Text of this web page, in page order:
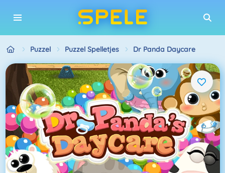
Puzzel Puzzel Spelletjes Dr Panda Daycare